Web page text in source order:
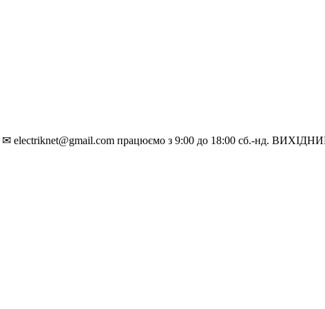
✉ electriknet@gmail.com працюємо з 9:00 до 18:00 сб.-нд.